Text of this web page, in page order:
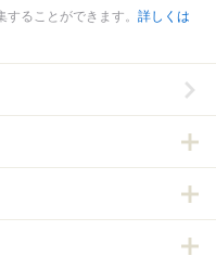
ることができます。 詳しくは